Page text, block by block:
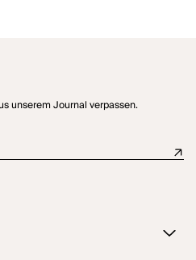
unserem Journal verpassen.